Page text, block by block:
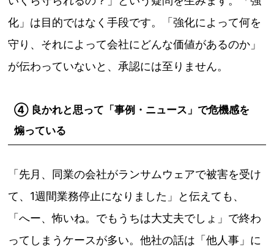
化」は目的ではなく手段です。「強化によって何を
守り、それによって会社にどんな価値があるのか」
が伝わっていないと、承認には至りません。
④ 良かれと思って「事例・ニュース」で危機感を
煽っている
「先月、同業の会社がランサムウェアで被害を受け
て、1週間業務停止になりました」と伝えても、
「へー、怖いね。でもうちは大丈夫でしょ」で終わ
ってしまうケースが多い。他社の話は「他人事」に